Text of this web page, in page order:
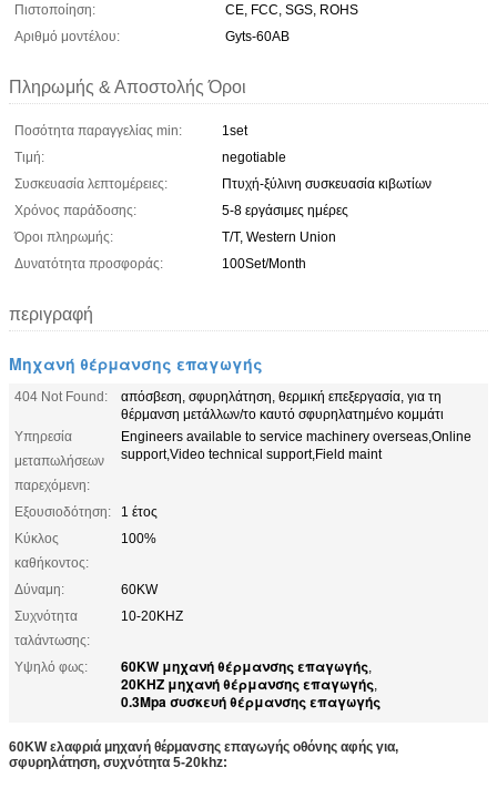
Πιστοποίηση:
CE, FCC, SGS, ROHS
Αριθμό μοντέλου:
Gyts-60AB
Πληρωμής & Αποστολής Όροι
Ποσότητα παραγγελίας min:
1set
Τιμή:
negotiable
Συσκευασία λεπτομέρειες:
Πτυχή-ξύλινη συσκευασία κιβωτίων
Χρόνος παράδοσης:
5-8 εργάσιμες ημέρες
Όροι πληρωμής:
T/T, Western Union
Δυνατότητα προσφοράς:
100Set/Month
περιγραφή
Μηχανή θέρμανσης επαγωγής
404 Not Found:
απόσβεση, σφυρηλάτηση, θερμική επεξεργασία, για τη
θέρμανση μετάλλων/το καυτό σφυρηλατημένο κομμάτι
Υπηρεσία
μεταπωλήσεων
παρεχόμενη:
Engineers available to service machinery overseas,Online
support,Video technical support,Field maint
Εξουσιοδότηση:
1 έτος
Κύκλος
καθήκοντος:
100%
Δύναμη:
60KW
Συχνότητα
ταλάντωσης:
10-20KHZ
Υψηλό φως: 60KW μηχανή θέρμανσης επαγωγής,
20KHZ μηχανή θέρμανσης επαγωγής,
0.3Mpa συσκευή θέρμανσης επαγωγής
60KW ελαφριά μηχανή θέρμανσης επαγωγής οθόνης αφής για,
σφυρηλάτηση, συχνότητα 5-20khz: